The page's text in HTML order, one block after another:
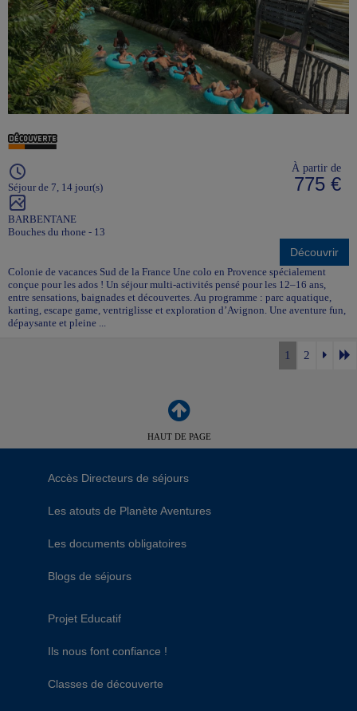
Séjour de 7, 14 jour(s)
BARBENTANE
Bouches du rhone - 13
À partir de
775 €
Découvrir
Colonie de vacances Sud de la France Une colo en Provence spécialement
conçue pour les ados ! Un séjour multi-activités pensé pour les 12–16 ans,
entre sensations, baignades et découvertes. Au programme : parc aquatique,
karting, escape game, ventriglisse et exploration d’Avignon. Une aventure fun,
dépaysante et pleine ...
1 2
HAUT DE PAGE
Accès Directeurs de séjours
Les atouts de Planète Aventures
Les documents obligatoires
Blogs de séjours
Projet Educatif
Ils nous font confiance !
Classes de découverte